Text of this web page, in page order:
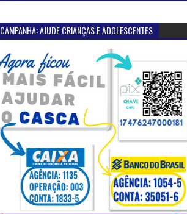
CAMPANHA: AJUDE CRIANÇAS E ADOLESCENTES